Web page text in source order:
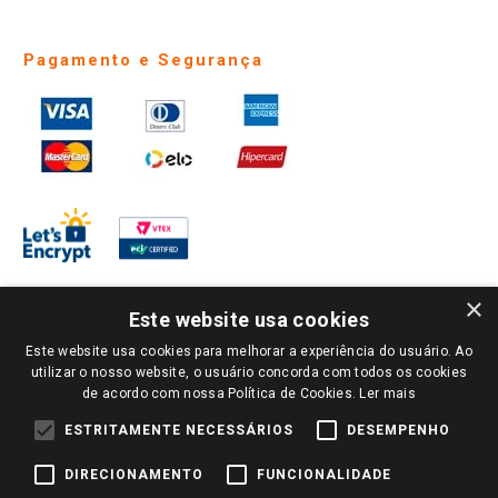
Pagamento e Segurança
PARA VER OS PREÇOS DA SUA REGIÃO, FAÇA LOGIN E SELECIONE A LOJA DE
SUA PREFERÊNCIA. SOMENTE APÓS O LOGIN, OS PREÇOS DA SUA REGIÃO OU
LOJA SERÃO CARREGADOS.
TODOS OS PREÇOS E CONDIÇÕES COMERCIAIS DESTE SITE SÃO VÁLIDOS APENAS
PARA COMPRAS REALIZADAS NO GIASSI.COM.BR E NA LOJA SELECIONADA
PREÇOS PARA AS VENDAS ONLINE DIVULGADOS NO SITE PREVALECEM ANTE
×
Este website usa cookies
Este website usa cookies para melhorar a experiência do usuário. Ao
utilizar o nosso website, o usuário concorda com todos os cookies
de acordo com nossa Política de Cookies. Ler mais
ESTRITAMENTE NECESSÁRIOS DESEMPENHO
DIRECIONAMENTO FUNCIONALIDADE